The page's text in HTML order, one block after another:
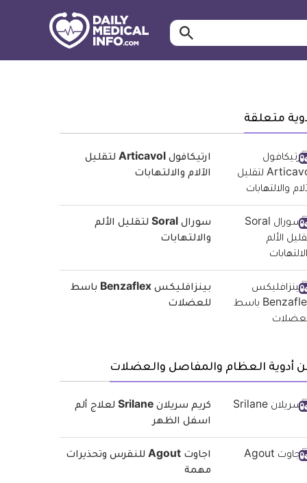
ابحث…
متعلقة
ارتيكافول Articavol لتقليل
الآلام والالتهابات
سورال Soral لتقليل الألم
والالتهابات
بينزافليكس Benzaflex باسط
للعضلات
أدوية العظام والمفاصل والعضلات
كريم سريلان Srilane لعلاج ألم
اسفل الظهر
اجاوت Agout للنقرس وتحذيرات
مهمة